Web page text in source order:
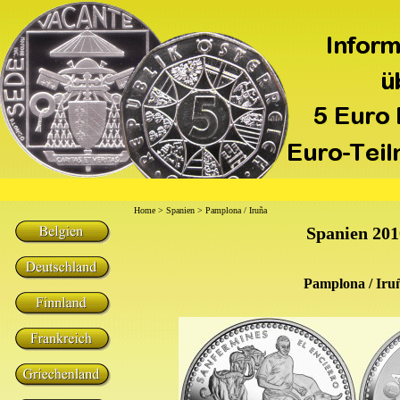
Home > Spanien > Pamplona / Iruña
Spanien
Pamplona /